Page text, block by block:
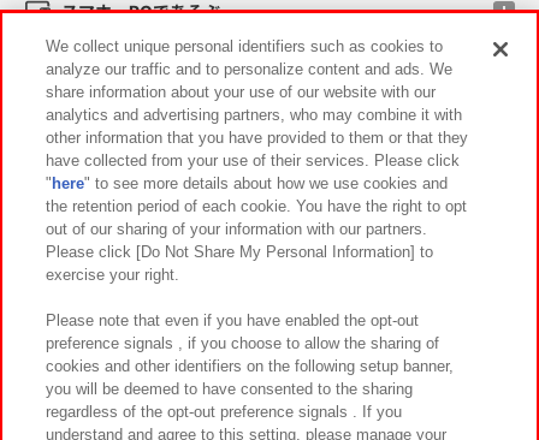
スマホ・PCであそぶ
イベント・キャンペーン
関連会社 サステナビリティ サイトポリシー
プライバシーポリシー ウェブアクセシビリティ方針と検証結果
お取引先さまとともに
カスタマーハラスメント対応方針 よくあるご質問・お問い合わせ
We collect unique personal identifiers such as cookies to
analyze our traffic and to personalize content and ads. We
share information about your use of our website with our
analytics and advertising partners, who may combine it with
other information that you have provided to them or that they
have collected from your use of their services. Please click
" here" to see more details about how we use cookies and
the retention period of each cookie. You have the right to opt
out of our sharing of your information with our partners.
Please click [Do Not Share My Personal Information] to
exercise your right.
Please note that even if you have enabled the opt-out
preference signals , if you choose to allow the sharing of
cookies and other identifiers on the following setup banner,
you will be deemed to have consented to the sharing
regardless of the opt-out preference signals . If you
understand and agree to this setting, please manage your